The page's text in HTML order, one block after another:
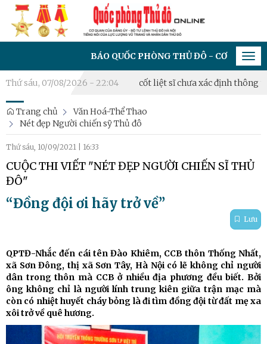
BÁO QUỐC PHÒNG THỦ ĐÔ - CƠ QUAN CỦA
Thứ sáu, 07/08/2026 - 22:04
Triển khai lấy mẫu hài cốt liệt sĩ chưa xác định thông tin tại
Trang chủ
Văn Hoá-Thể Thao
Nét đẹp Người chiến sỹ Thủ đô
Thứ sáu, 10/09/2021 16:33
CUỘC THI VIẾT "NÉT ĐẸP NGƯỜI CHIẾN SĨ THỦ
ĐÔ"
“Đồng đội ơi hãy trở về”
Lưu
QPTĐ-Nhắc đến cái tên Đào Khiêm, CCB thôn Thống Nhất,
xã Sơn Đông, thị xã Sơn Tây, Hà Nội có lẽ không chỉ người
dân trong thôn mà CCB ở nhiều địa phương đều biết. Bởi
ông không chỉ là người lính trung kiên giữa trận mạc mà
còn có nhiệt huyết cháy bỏng là đi tìm đồng đội từ đất mẹ xa
xôi trở về quê hương.